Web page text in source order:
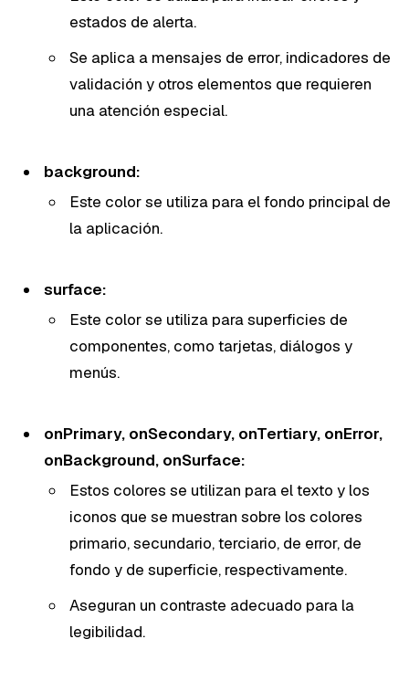
estados de alerta.
Se aplica a mensajes de error, indicadores de
validación y otros elementos que requieren
una atención especial.
background:
Este color se utiliza para el fondo principal de
la aplicación.
surface:
Este color se utiliza para superficies de
componentes, como tarjetas, diálogos y
menús.
onPrimary, onSecondary, onTertiary, onError,
onBackground, onSurface:
Estos colores se utilizan para el texto y los
iconos que se muestran sobre los colores
primario, secundario, terciario, de error, de
fondo y de superficie, respectivamente.
Aseguran un contraste adecuado para la
legibilidad.